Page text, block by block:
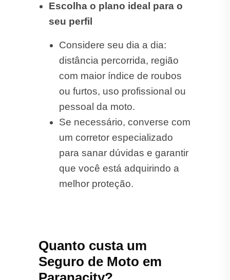
Escolha o plano ideal para o
seu perfil
Considere seu dia a dia:
distância percorrida, região
com maior índice de roubos
ou furtos, uso profissional ou
pessoal da moto.
Se necessário, converse com
um corretor especializado
para sanar dúvidas e garantir
que você está adquirindo a
melhor proteção.
Quanto custa um
Seguro de Moto em